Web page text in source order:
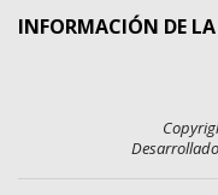
INFORMACIÓN DE